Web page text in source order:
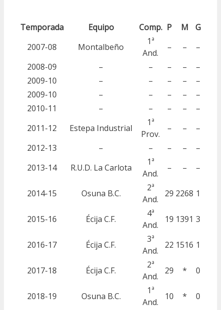
Temporada Equipo Comp. P M
G
2007-08
Montalbeño
1ª
And.
– –
–
2008-09
– – – –
–
2009-10
– – – –
–
2009-10
– – – –
–
2010-11
– – – –
–
2011-12
Estepa Industrial
1ª
Prov.
– –
–
2012-13
– – – –
–
2013-14
R.U.D. La Carlota
1ª
And.
– – –
2014-15 Osuna B.C.
2ª
And.
29 2268 1
2015-16 Écija C.F.
4ª
And.
19 1391 3
2016-17 Écija C.F.
3ª
And.
22 1516 1
2017-18 Écija C.F.
2ª
And.
29 * 0
2018-19 Osuna B.C.
1ª
And.
10 * 0